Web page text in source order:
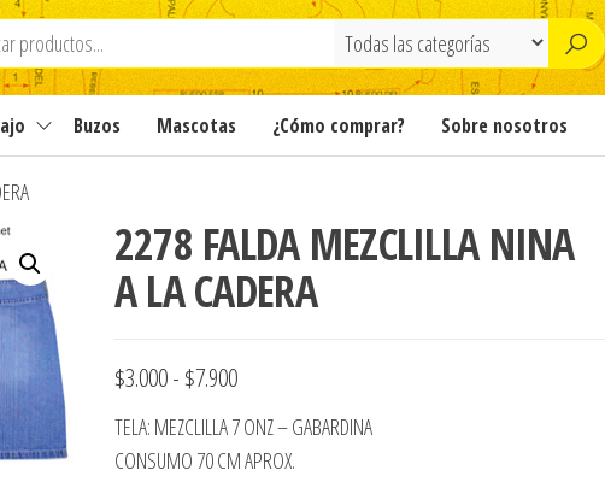
Buzos Mascotas ¿Cómo comprar? Sobre nosotros
2278 FALDA MEZCLILLA NINA
A LA CADERA
$3.000- $7.900Rango
de
precios:
TELA: MEZCLILLA 7 ONZ – GABARDINA
CONSUMO 70 CM APROX.